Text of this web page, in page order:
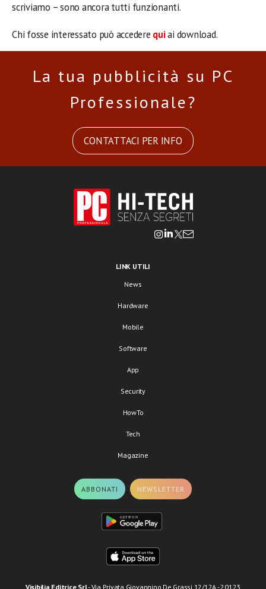
scriviamo – sono ancora tutti funzionanti.
Chi fosse interessato può accedere quiai download.
La tua pubblicità su PC
Professionale?
CONTATTACI PER INFO
LINK UTILI
News
Hardware
Mobile
Software
App
Security
HowTo
Tech
Magazine
ABBONATI NEWSLETTER
Visibilia Editrice Srl- Via Privata Giovannino De Grassi 12/12A - 20123